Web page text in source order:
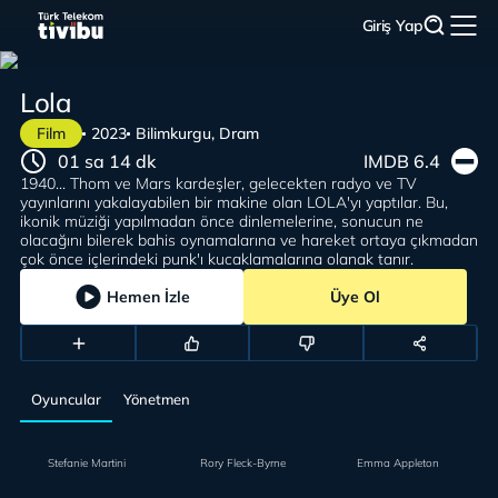
Giriş Yap
Film 2023 Bilimkurgu, Dram
Lola
1940... Thom ve Mars kardeşler, gelecekten radyo ve TV
yayınlarını yakalayabilen bir makine olan LOLA'yı yaptılar. Bu,
ikonik müziği yapılmadan önce dinlemelerine, sonucun ne
olacağını bilerek bahis oynamalarına ve hareket ortaya çıkmadan
çok önce içlerindeki punk'ı kucaklamalarına olanak tanır.
01 sa 14 dk IMDB 6.4
Hemen İzle Üye Ol
Oyuncular Yönetmen
Stefanie Martini Rory Fleck-Byrne Emma Appleton